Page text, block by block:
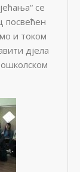
се
посвећен
и током
дјела